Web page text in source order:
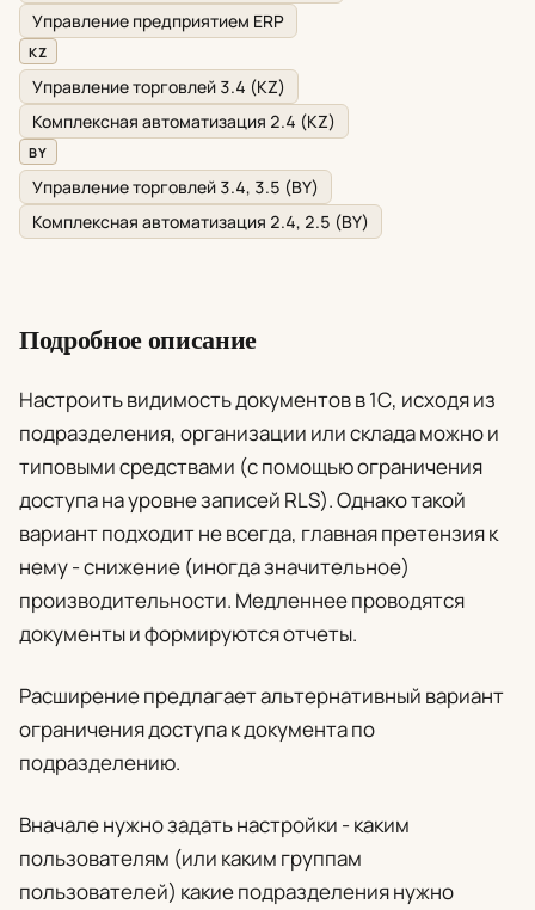
Управление предприятием ERP
KZ
Управление торговлей 3.4 (KZ)
Комплексная автоматизация 2.4 (KZ)
BY
Управление торговлей 3.4, 3.5 (BY)
Комплексная автоматизация 2.4, 2.5 (BY)
Подробное описание
Настроить видимость документов в 1С, исходя из
подразделения, организации или склада можно и
типовыми средствами (с помощью ограничения
доступа на уровне записей RLS). Однако такой
вариант подходит не всегда, главная претензия к
нему - снижение (иногда значительное)
производительности. Медленнее проводятся
документы и формируются отчеты.
Расширение предлагает альтернативный вариант
ограничения доступа к документа по
подразделению.
Вначале нужно задать настройки - каким
пользователям (или каким группам
пользователей) какие подразделения нужно